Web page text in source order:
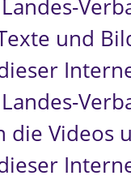
und
die Videos